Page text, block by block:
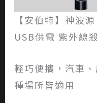
【安伯特】神波
USB供電 紫外線
輕巧便攜，汽車
種場所皆適用